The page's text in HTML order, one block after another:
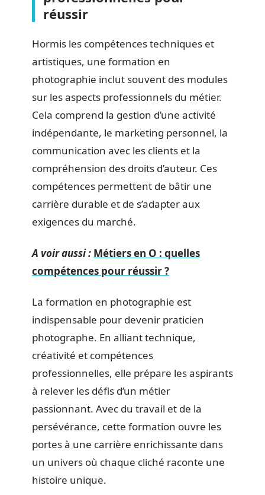
réussir
Hormis les compétences techniques et
artistiques, une formation en
photographie inclut souvent des modules
sur les aspects professionnels du métier.
Cela comprend la gestion d’une activité
indépendante, le marketing personnel, la
communication avec les clients et la
compréhension des droits d’auteur. Ces
compétences permettent de bâtir une
carrière durable et de s’adapter aux
exigences du marché.
A voir aussi : Métiers en O : quelles
compétences pour réussir ?
La formation en photographie est
indispensable pour devenir praticien
photographe. En alliant technique,
créativité et compétences
professionnelles, elle prépare les aspirants
à relever les défis d’un métier
passionnant. Avec du travail et de la
persévérance, cette formation ouvre les
portes à une carrière enrichissante dans
un univers où chaque cliché raconte une
histoire unique.